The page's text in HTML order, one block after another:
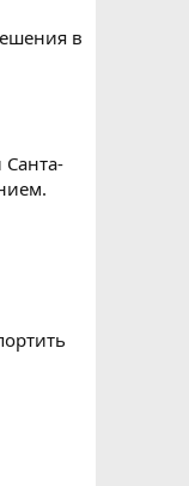
в
Санта-